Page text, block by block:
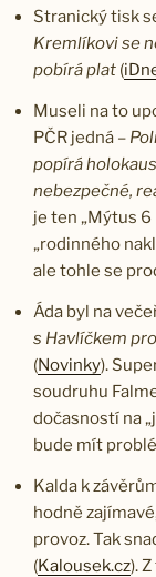
Stranický tisk
Kremlíkovi se
pobírá plat (
Museli na to
PČR jedná –
popírá
nebezpečné,
je ten „Mýtus 6
„rodinného
ale tohle se
Áda byl na
s Havlíčkem
(Novinky).
soudruhu
dočasností na
bude mít
Kalda k
hodně
provoz. Tak
(Kalousek.cz).